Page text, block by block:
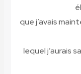
que j’avais
lequel j’aurais